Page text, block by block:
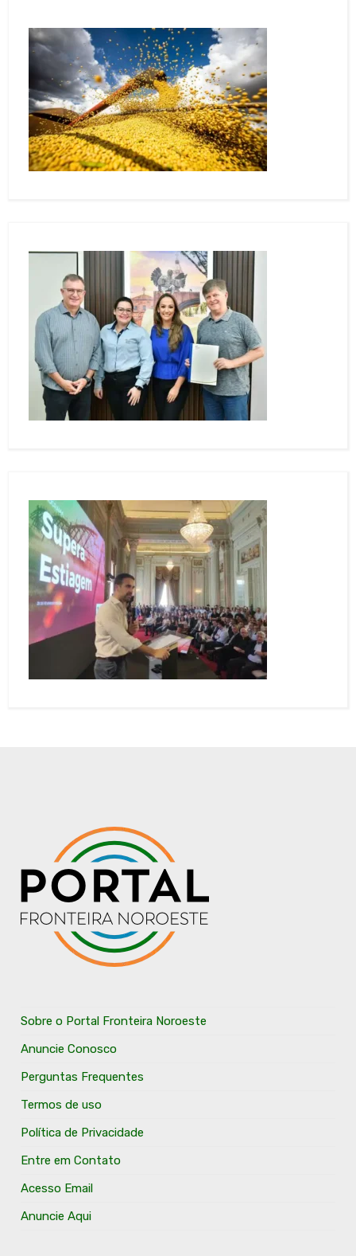
Sobre o Portal Fronteira Noroeste
Anuncie Conosco
Perguntas Frequentes
Termos de uso
Política de Privacidade
Entre em Contato
Acesso Email
Anuncie Aqui